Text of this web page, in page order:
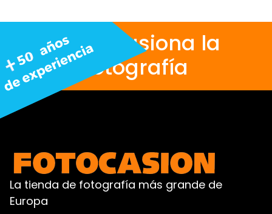
Nos apasiona la
fotografía
La tienda de fotografía más grande de
Europa